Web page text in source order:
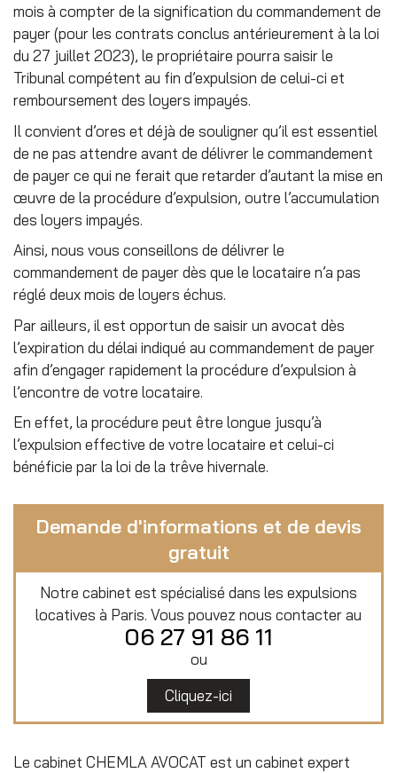
mois à compter de la signification du commandement de
payer (pour les contrats conclus antérieurement à la loi
du 27 juillet 2023), le propriétaire pourra saisir le
Tribunal compétent au fin d’expulsion de celui-ci et
remboursement des loyers impayés.
Il convient d’ores et déjà de souligner qu’il est essentiel
de ne pas attendre avant de délivrer le commandement
de payer ce qui ne ferait que retarder d’autant la mise en
œuvre de la procédure d’expulsion, outre l’accumulation
des loyers impayés.
Ainsi, nous vous conseillons de délivrer le
commandement de payer dès que le locataire n’a pas
réglé deux mois de loyers échus.
Par ailleurs, il est opportun de saisir un avocat dès
l’expiration du délai indiqué au commandement de payer
afin d’engager rapidement la procédure d’expulsion à
l’encontre de votre locataire.
En effet, la procédure peut être longue jusqu’à
l’expulsion effective de votre locataire et celui-ci
bénéficie par la loi de la trêve hivernale.
Demande d'informations et de devis
gratuit
Notre cabinet est spécialisé dans les expulsions
locatives à Paris. Vous pouvez nous contacter au
06 27 91 86 11
ou
Cliquez-ici
Le cabinet CHEMLA AVOCAT est un cabinet expert